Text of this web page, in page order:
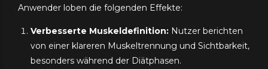
Anwender loben die folgenden Effekte:
Verbesserte Muskeldefinition: Nutzer berichten
von einer klareren Muskeltrennung und Sichtbarkeit,
besonders während der Diätphasen.